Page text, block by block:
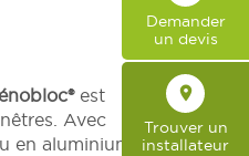
est
Avec
en aluminium
Demander
un devis
place
Trouver un
installateur